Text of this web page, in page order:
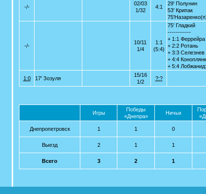
-/-
02/03
1/32
4:1
29' Полунин
53' Крипак
-/-
10/11
1/4
1:1
(5:4)
75' Гладкий
------------
+ 1:1 Феррейра
+ 2:2 Ротань
+ 3:3 Селезнев
+ 4:4
+ 5:4
1:0 17' Зозуля
15/16
1/2
?:?
Игры
Победы
«Днепра»
Ничьи
Днепропетровск 1 1 0
Выезд 2 1 1
Всего 3 2 1